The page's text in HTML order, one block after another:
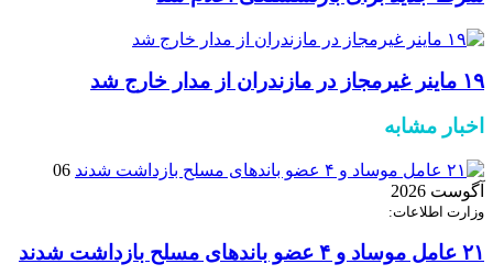
۱۹ ماینر غیرمجاز در مازندران از مدار خارج شد
اخبار مشابه
06
آگوست 2026
وزارت اطلاعات:
۲۱ عامل موساد و ۴ عضو باند‌های مسلح بازداشت شدند